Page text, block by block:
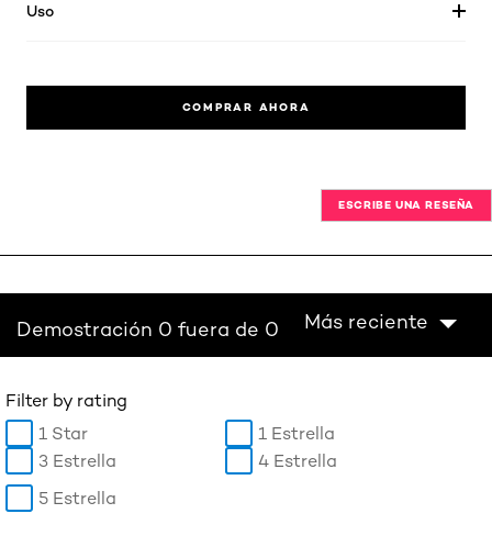
Uso
COMPRAR AHORA
ESCRIBE UNA RESEÑA
Demostración 0 fuera de 0 Más reciente
Filter by rating
1 Star
1 Estrella
3 Estrella
4 Estrella
5 Estrella